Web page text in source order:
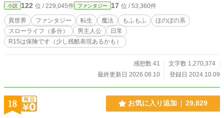
小説 122 位 / 229,045件 ファンタジー 17 位 / 53,360件
異世界 ファンタジー 転生 魔法 もふもふ
ほのぼの系
スローライフ（多分）
男主人公
日常
R15は保険です（少し残酷表現あるかも）
感想数 41
文字数 1,270,374
最終更新日 2026.08.10
登録日 2024.10.09
18 お気に入り追加 29,829